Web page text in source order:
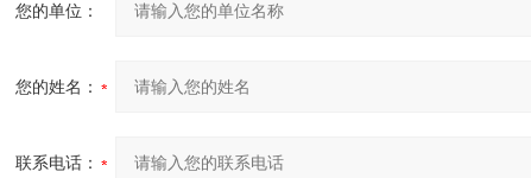
您的单位：
您的姓名：
联系电话：